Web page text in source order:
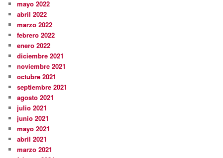
mayo 2022
abril 2022
marzo 2022
febrero 2022
enero 2022
diciembre 2021
noviembre 2021
octubre 2021
septiembre 2021
agosto 2021
julio 2021
junio 2021
mayo 2021
abril 2021
marzo 2021